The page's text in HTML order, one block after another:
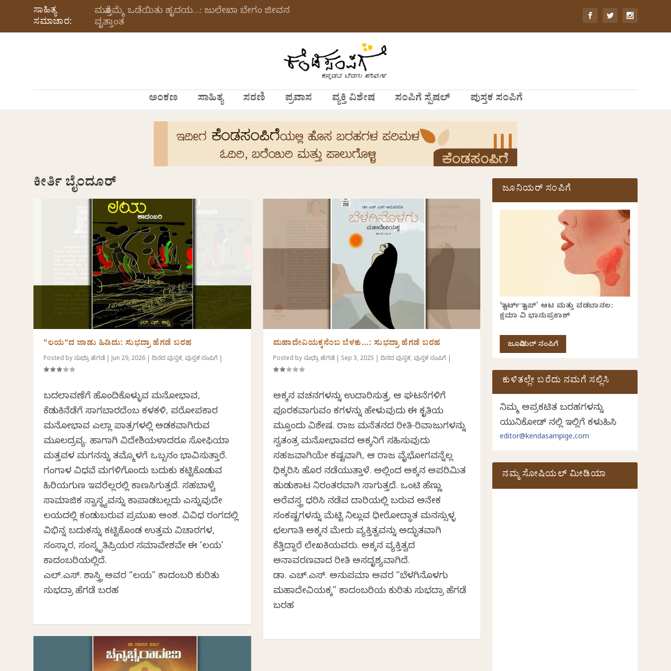
ಸಾಹಿತ್ಯ
ಸಮಾಚಾರ:
ಮತ್ತೊಮ್ಮೆ ಒಡೆಯಿತು ಹೃದಯ…: ಜುಲೇಖಾ ಬೇಗಂ ಜೀವನ
ವೃತ್ತಾಂತ
ಅಂಕಣ ಸಾಹಿತ್ಯ ಸರಣಿ ಪ್ರವಾಸ ವ್ಯಕ್ತಿ ವಿಶೇಷ ಸಂಪಿಗೆ ಸ್ಪೆಷಲ್ ಪುಸ್ತಕ ಸಂಪಿಗೆ
ಕೀರ್ತಿ ಬೈಂದೂರ್
“ಲಯ”ದ ಜಾಡು ಹಿಡಿದು: ಸುಭದ್ರಾ ಹೆಗಡೆ ಬರಹ
Posted by ಸುಭದ್ರಾ ಹೆಗಡೆ |Jun 29, 2026 |ದಿನದ ಪುಸ್ತಕ, ಪುಸ್ತಕ ಸಂಪಿಗೆ
ಬದಲಾವಣೆಗೆ ಹೊಂದಿಕೊಳ್ಳುವ ಮನೋಭಾವ,
ಕೆಡುಕಿನೆಡೆಗೆ ಸಾಗಬಾರದೆಂಬ ಕಳಕಳಿ, ಪರೋಪಕಾರ
ಮನೋಭಾವ ಎಲ್ಲಾ ಪಾತ್ರಗಳಲ್ಲಿ ಅಡಕವಾಗಿರುವ
ಮೂಲದ್ರವ್ಯ. ಹಾಗಾಗಿ ವಿದೇಶಿಯಳಾದರೂ ಸೋಫಿಯಾ
ಮತ್ತವಳ ಮಗನನ್ನು ತಮ್ಮೊಳಗೆ ಒಬ್ಬನಂತೆ ಭಾವಿಸುತ್ತಾರೆ.
ಗಂಗಾಳ ವಿಧವೆ ಮಗಳಿಗೊಂದು ಬದುಕು ಕಟ್ಟಿಕೊಡುವ
ಹಿರಿಯಗುಣ ಇವರೆಲ್ಲರಲ್ಲಿ ಕಾಣಸಿಗುತ್ತದೆ. ಸಹಬಾಳ್ವೆ
ಸಾಮಾಜಿಕ ಸ್ವಾಸ್ಥ್ಯವನ್ನು ಕಾಪಾಡಬಲ್ಲದು ಎನ್ನುವುದೇ
ಲಯದಲ್ಲಿ ಕಂಡುಬರುವ ಪ್ರಮುಖ ಅಂಶ. ವಿವಿಧ ರಂಗದಲ್ಲಿ
ವಿಭಿನ್ನ ಬದುಕನ್ನು ಕಟ್ಟಿಕೊಂಡ ಉತ್ತಮ ವಿಚಾರಗಳ,
ಸಂಸ್ಕಾರ, ಸಂಸ್ಕೃತಿಪ್ರಿಯರ ಸಮಾವೇಶವೇ ಈ ‘ಲಯ’
ಕಾದಂಬರಿಯಲ್ಲಿದೆ.
ಎಲ್.ಎಸ್.‌ ಶಾಸ್ತ್ರಿ ಅವರ “ಲಯ” ಕಾದಂಬರಿ ಕುರಿತು
ಸುಭದ್ರಾ ಹೆಗಡೆ ಬರಹ
ಮಹಾದೇವಿಯಕ್ಕನೆಂಬ ಬೆಳಕು…: ಸುಭದ್ರಾ ಹೆಗಡೆ ಬರಹ
Posted by ಸುಭದ್ರಾ ಹೆಗಡೆ| Sep 3, 2025 ದಿನದ ಪುಸ್ತಕ, ಪುಸ್ತಕ ಸಂಪಿಗೆ
ಅಕ್ಕನ ವಚನಗಳನ್ನು ಉದಾರಿಸುತ್ತ, ಆ ಘಟನೆಗಳಿಗೆ
ಪೂರಕವಾಗುವಂತೆ ಕತೆಗಳನ್ನು ಹೇಳುವುದು ಈ ಕೃತಿಯ
ಮತ್ತೊಂದು ವಿಶೇಷತೆ. ರಾಜ ಮನೆತನದ ರೀತಿ-ರಿವಾಜುಗಳನ್ನು
ಸ್ವತಂತ್ರ ಮನೋಭಾವದ ಅಕ್ಕನಿಗೆ ಸಹಿಸುವುದು
ಸಹಜವಾಗಿಯೇ ಕಷ್ಟವಾಗಿ, ಆ ರಾಜ ವೈಭೋಗವನ್ನೆಲ್ಲ
ಧಿಕ್ಕರಿಸಿ ಹೊರ ನಡೆಯುತ್ತಾಳೆ. ಅಲ್ಲಿಂದ ಅಕ್ಕನ ಅಪರಿಮಿತ
ಹುಡುಕಾಟ ನಿರಂತರವಾಗಿ ಸಾಗುತ್ತದೆ. ಒಂಟಿ ಹೆಣ್ಣು
ಅರೆವಸ್ತ್ರ ಧರಿಸಿ ನಡೆವ ದಾರಿಯಲ್ಲಿ ಬರುವ ಅನೇಕ
ಸಂಕಷ್ಟಗಳನ್ನು ಮೆಟ್ಟಿ ನಿಲ್ಲುವ ಧೀರೋದ್ಧಾತ ಮನಸ್ಸುಳ್ಳ
ಛಲಗಾತಿ ಅಕ್ಕನ ಮೇರು ವ್ಯಕ್ತಿತ್ವವನ್ನು ಅದ್ಭುತವಾಗಿ
ಕೆತ್ತಿದ್ದಾರೆ ಲೇಖಕಿಯವರು. ಅಕ್ಕನ ವ್ಯಕ್ತಿತ್ವದ
ಅನಾವರಣವಾದ ರೀತಿ ಅಸದೃಶ್ಯವಾಗಿದೆ.
ಡಾ. ಎಚ್.ಎಸ್. ಅನುಪಮಾ ಅವರ “ಬೆಳಗಿನೊಳಗು
ಮಹಾದೇವಿಯಕ್ಕ” ಕಾದಂಬರಿಯ ಕುರಿತು ಸುಭದ್ರಾ ಹೆಗಡೆ
ಬರಹ
ಜೂನಿಯರ್ ಸಂಪಿಗೆ
‘ಸ್ಟಾರ್ಟ್ ಸ್ಟಾಪ್’ ಆಟ ಮತ್ತು ವಡಬಾನಲ:
ಕ್ಷಮಾ ವಿ ಭಾನುಪ್ರಕಾಶ್
ಜೂನಿಯರ್ ಸಂಪಿಗೆ
ಕುಳಿತಲ್ಲೇ ಬರೆದು ನಮಗೆ ಸಲ್ಲಿಸಿ
ನಿಮ್ಮ ಅಪ್ರಕಟಿತ ಬರಹಗಳನ್ನು
ಯುನಿಕೋಡ್ ನಲ್ಲಿ ಇಲ್ಲಿಗೆ ಕಳುಹಿಸಿ
editor@kendasampige.com
ನಮ್ಮ ಸೋಷಿಯಲ್‌ ಮೀಡಿಯಾ